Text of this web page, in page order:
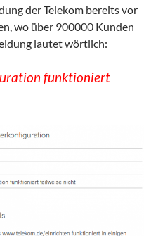
der Telekom bereits vor
wo über 900000 Kunden
lautet wörtlich:
funktioniert